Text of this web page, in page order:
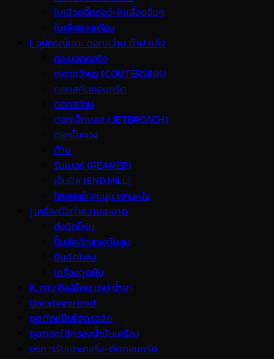
ใบเลื่อยจิ๊กซอว์-ใบเลื่อยอื่นๆ
ใบเลื่อยวงเดือน
I. อุปกรณ์เจาะ ดอกสว่าน ต๊าป กลึง
กระบอกคอริ่ง
ดอกคว้านรู (COUTERSINK)
ดอกสกัดคอนกรีต
ดอกสว่าน
ดอกเจ็ทบอส (JETBROACH)
ดอกไขควง
ต๊าป
รีมเมอร์ (REAMER)
เอ็นมิล (END MILL)
โฮลซอร์เจาะปูน เจาะผนัง
j.เครื่องมือทำความสะอาด
ถังฉีดโฟม
ปั้มอัดฉีดแรงดันสูง
ปืนฉีดโฟม
เครื่องดูดฝุ่น
K. กาว ซิลลิโคน เทป น้ำยา
Uncategorized
ชุดดัดแป๊บไฮดรอลิค
ชุดถอดไส้กรองน้ำมันเครื่อง
บริการรับเจาะคอริ่ง-ตัดคอนกรีต